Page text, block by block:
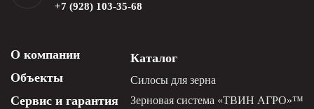
+7 (928) 103-35-68
О компании
Объекты
Сервис и гарантия
Каталог
Силосы для зерна
Зерновая система «ТВИН АГРО»™